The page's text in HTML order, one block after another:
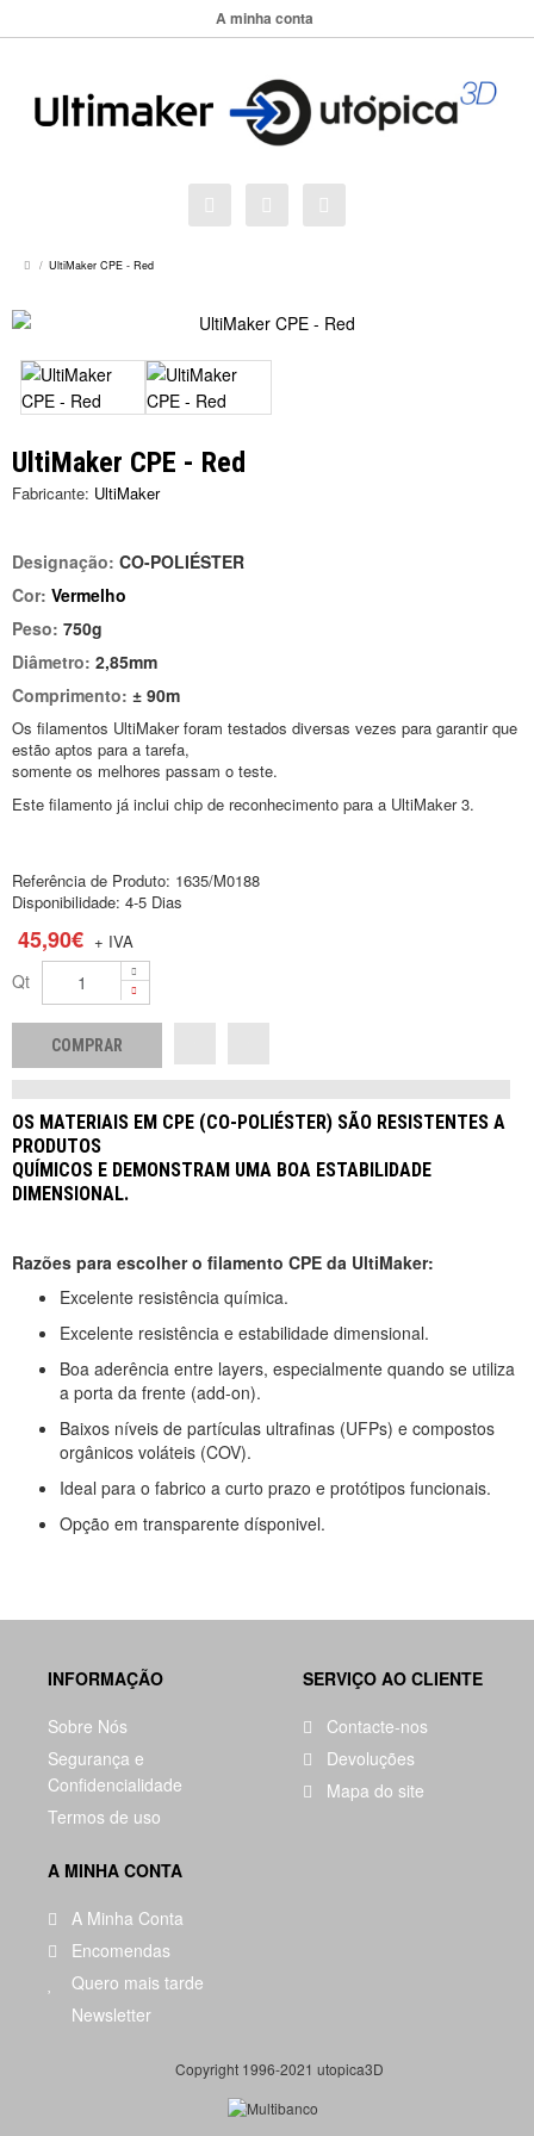
A minha conta
UltiMaker CPE - Red
UltiMaker CPE - Red
Fabricante: UltiMaker
Designação: CO-POLIÉSTER
Cor: Vermelho
Peso: 750g
Diâmetro: 2,85mm
Comprimento: ± 90m
Os filamentos UltiMaker foram testados diversas vezes para garantir que
estão aptos para a tarefa,
somente os melhores passam o teste.
Este filamento já inclui chip de reconhecimento para a UltiMaker 3.
Referência de Produto: 1635/M0188
Disponibilidade: 4-5 Dias
45,90€ + IVA
Qt
OS MATERIAIS EM CPE (CO-POLIÉSTER) SÃO RESISTENTES A
PRODUTOS
QUÍMICOS E DEMONSTRAM UMA BOA ESTABILIDADE
DIMENSIONAL.
Razões para escolher o filamento CPE da UltiMaker:
Excelente resistência química.
Excelente resistência e estabilidade dimensional.
Boa aderência entre layers, especialmente quando se utiliza
a porta da frente (add-on).
Baixos níveis de partículas ultrafinas (UFPs) e compostos
orgânicos voláteis (COV).
Ideal para o fabrico a curto prazo e protótipos funcionais.
Opção em transparente dísponivel.
INFORMAÇÃO
Sobre Nós
Segurança e
Confidencialidade
Termos de uso
SERVIÇO AO CLIENTE
Contacte-nos
Devoluções
Mapa do site
A MINHA CONTA
A Minha Conta
Encomendas
Quero mais tarde
Newsletter
Copyright 1996-2021 utopica3D